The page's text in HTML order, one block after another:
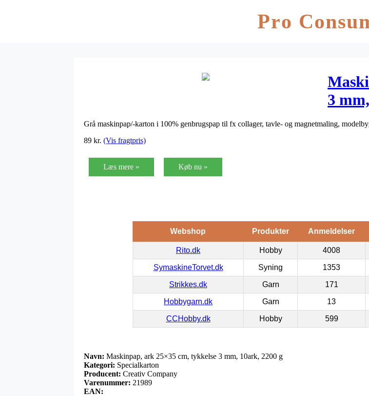
Pro
3
Grå maskinpap/-karton i 100% genbrugspap til fx collager, tavle- og magnetmaling,
89 kr. (Vis fragtpris)
Læs mere » Køb nu »
Webshop Produkter Anmeldelser
Rito.dk Hobby 4008
SymaskineTorvet.dk Syning 1353
Strikkes.dk Garn 171
Hobbygarn.dk Garn 13
CCHobby.dk Hobby 599
Navn: Maskinpap, ark 25×35 cm, tykkelse 3 mm, 10ark, 2200 g
Kategori: Specialkarton
Producent: Creativ Company
Varenummer: 21989
EAN: